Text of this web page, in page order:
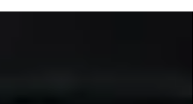
（Mercury-Atlas 7）。這枚配備 24...